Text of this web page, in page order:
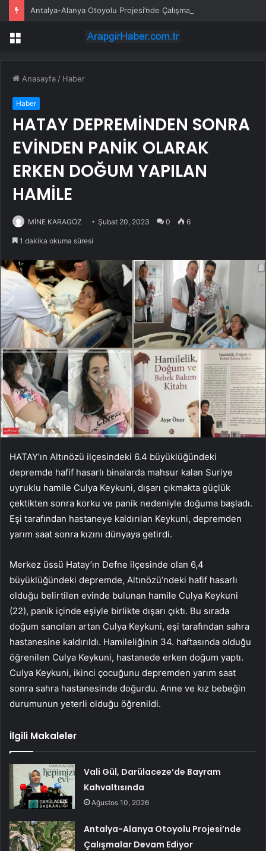
Menü
Anasayfa / Haber
Haber
HATAY DEPREMİNDEN SONRA
EVİNDEN PANİK OLARAK
ERKEN DOĞUM YAPILAN
HAMİLE
MİNE KARAGÖZ Şubat 20, 2023 0 6
1 dakika okuma süresi
HATAY’ın Altınözü ilçesindeki 6.4 büyüklüğündeki
depremde hafif hasarlı binalarda mahsur kalan Suriye
uyruklu hamile Culya Keykuni, dışarı çıkmakta güçlük
çektikten sonra korku ve panik nedeniyle doğuma başladı.
Eşi tarafından hastaneye kaldırılan Keykuni, depremden
yarım saat sonra kızını dünyaya getirdi.
Merkez üssü Hatay’ın Defne ilçesinde olan 6,4
büyüklüğündeki depremde, Altınözü’ndeki hafif hasarlı
olduğu belirtilen evinde bulunan hamile Culya Keykuni
(22), panik içinde eşiyle birlikte dışarı çıktı. Bu sırada
doğum sancıları artan Culya Keykuni, eşi tarafından sahra
hastanesine kaldırıldı. Hamileliğinin 34. haftasında olduğu
öğrenilen Culya Keykuni, hastanede erken doğum yaptı.
Culya Keykuni, ikinci çocuğunu depremden yarım saat
sonra sahra hastanesinde doğurdu. Anne ve kız bebeğin
durumunun yeterli olduğu öğrenildi.
İlgili Makaleler
Vali Gül, Darülaceze’de Bayram
Kahvaltısında
Ağustos 10, 2026
Antalya-Alanya Otoyolu Projesi’nde
Çalışmalar Devam Ediyor